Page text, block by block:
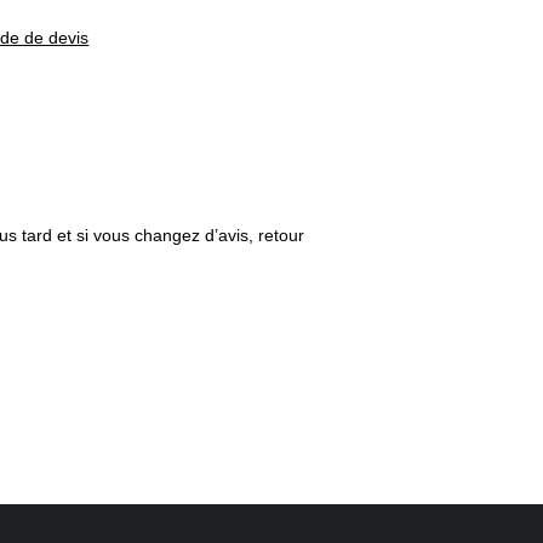
de devis
tard et si vous changez d’avis, retour